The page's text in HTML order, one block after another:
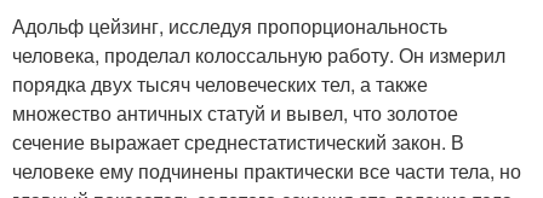
Адольф цейзинг, исследуя пропорциональность
человека, проделал колоссальную работу. Он измерил
порядка двух тысяч человеческих тел, а также
множество античных статуй и вывел, что золотое
сечение выражает среднестатистический закон. В
человеке ему подчинены практически все части тела, но